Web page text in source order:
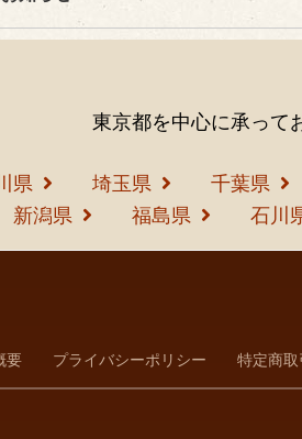
東京都を中心に承って
県 埼玉県 千葉県
新潟県 福島県 石川
要 プライバシーポリシー 特定商